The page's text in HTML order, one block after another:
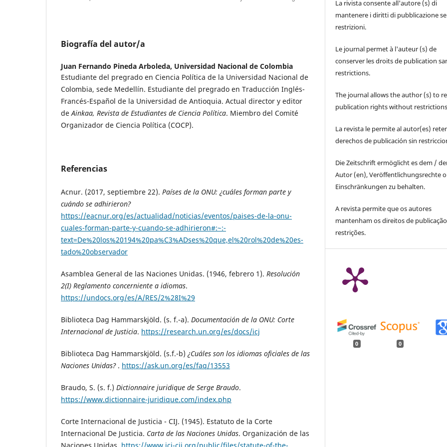
Biografía del autor/a
Juan Fernando Pineda Arboleda, Universidad Nacional de Colombia
Estudiante del pregrado en Ciencia Política de la Universidad Nacional de
Colombia, sede Medellín. Estudiante del pregrado en Traducción Inglés-
Francés-Español de la Universidad de Antioquia. Actual director y editor
deAinkaa, Revista de Estudiantes de Ciencia Política. Miembro del Comité
Organizador de Ciencia Política (COCP).
Referencias
Acnur. (2017, septiembre 22). Países de la ONU: ¿cuáles forman parte y
cuándo se adhirieron?
https://eacnur.org/es/actualidad/noticias/eventos/paises-de-la-onu-
cuales-forman-parte-y-cuando-se-adhirieron#:~:-
text=De%20los%20194%20pa%C3%ADses%20que,el%20rol%20de%20es-
tado%20observador
Asamblea General de las Naciones Unidas. (1946, febrero 1). Resolución
2(I) Reglamento concerniente a idiomas.
https://undocs.org/es/A/RES/2%28I%29
Biblioteca Dag Hammarskjöld. (s. f.-a). Documentación de la ONU: Corte
Internacional de Justicia. https://research.un.org/es/docs/icj
Biblioteca Dag Hammarskjöld. (s.f.-b) ¿Cuáles son los idiomas oficiales de las
Naciones Unidas? . https://ask.un.org/es/faq/13553
Braudo, S. (s. f.) Dictionnaire juridique de Serge Braudo.
https://www.dictionnaire-juridique.com/index.php
Corte Internacional de Justicia - CIJ. (1945). Estatuto de la Corte
Internacional De Justicia. Carta de las Naciones Unidas. Organización de las
La rivista consente all'autore (s) di
mantenere i diritti di pubblicazione
restrizioni.
Le journal permet à l'auteur (s) de
conserver les droits de publication
restrictions.
The journal allows the author (s) to
publication rights without
La revista le permite al autor(es)
derechos de publicación sin
Die Zeitschrift ermöglicht es dem /
Autor (en), Veröffentlichungsrechte
Einschränkungen zu behalten.
A revista permite que os autores
mantenham os direitos de
restrições.
0 0